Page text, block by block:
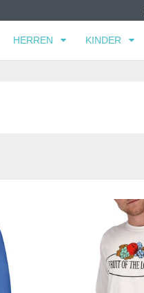
HERREN KINDER